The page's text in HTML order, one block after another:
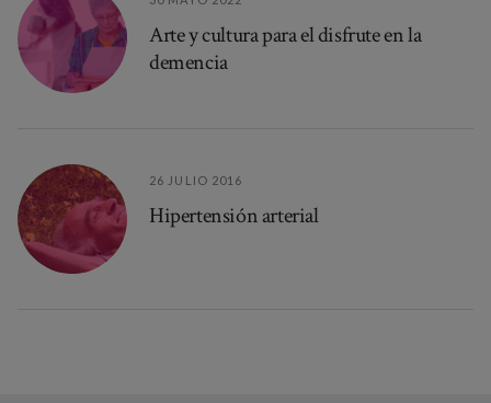
Arte y cultura para el disfrute en la
demencia
26 JULIO 2016
Hipertensión arterial